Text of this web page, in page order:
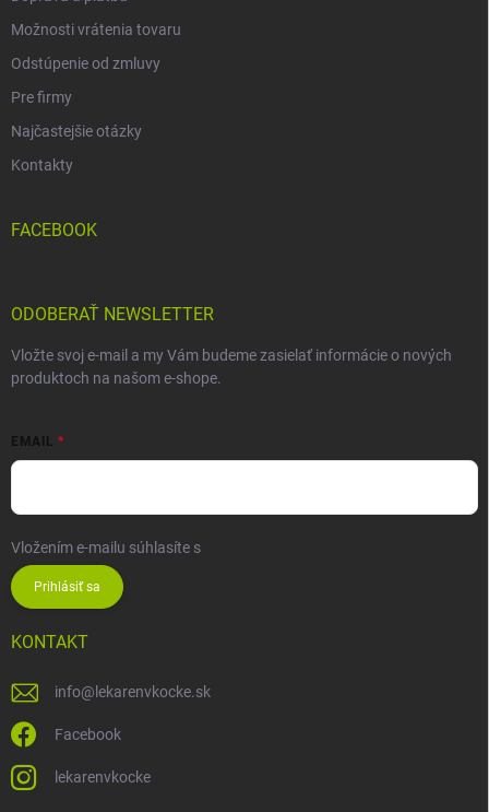
Možnosti vrátenia tovaru
Odstúpenie od zmluvy
Pre firmy
Najčastejšie otázky
Kontakty
FACEBOOK
ODOBERAŤ NEWSLETTER
Vložte svoj e-mail a my Vám budeme zasielať informácie o nových
produktoch na našom e-shope.
EMAIL
Vložením e-mailu súhlasíte s
Prihlásiť sa
KONTAKT
info@ lekarenvkocke.sk
Facebook
lekarenvkocke